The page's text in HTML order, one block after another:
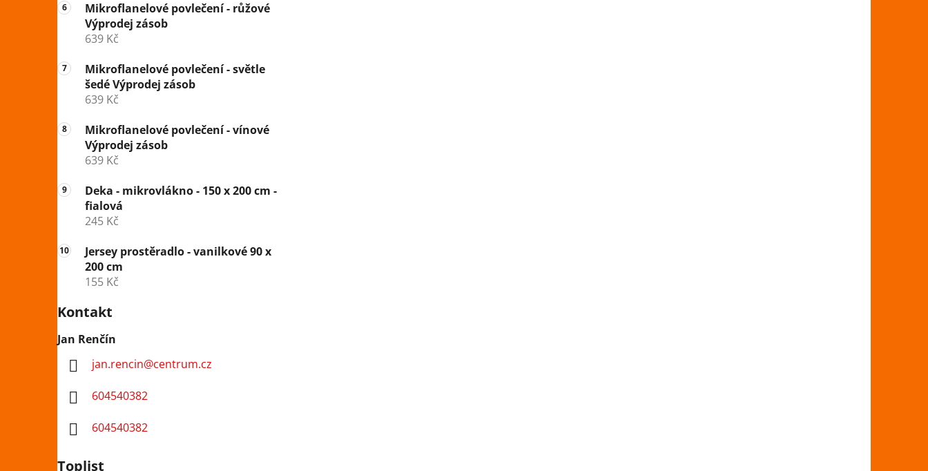
Mikroflanelové povlečení - růžové
Výprodej zásob
639 Kč
Mikroflanelové povlečení - světle
šedé Výprodej zásob
639 Kč
Mikroflanelové povlečení - vínové
Výprodej zásob
639 Kč
Deka - mikrovlákno - 150 x 200 cm -
fialová
245 Kč
Jersey prostěradlo - vanilkové 90 x
200 cm
155 Kč
Kontakt
Jan Renčín
jan.rencin@centrum.cz
604540382
604540382
Toplist